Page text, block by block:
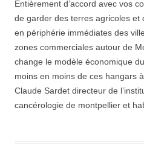
Entièrement d’accord avec vos
de garder des terres agricoles et
en périphérie immédiates des
zones commerciales autour de
change le modèle économique
moins en moins de ces hangars
Claude Sardet directeur de
cancérologie de montpellier et